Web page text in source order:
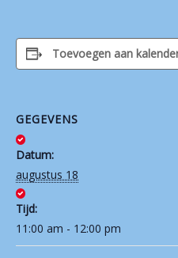
Toevoegen aan
GEGEVENS
Datum:
augustus 18
Tijd:
11:00 am - 12:00 pm